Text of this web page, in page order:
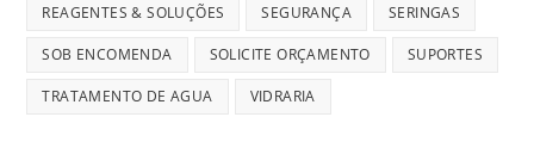
REAGENTES & SOLUÇÕES SEGURANÇA SERINGAS
SOB ENCOMENDA SOLICITE ORÇAMENTO SUPORTES
TRATAMENTO DE AGUA VIDRARIA